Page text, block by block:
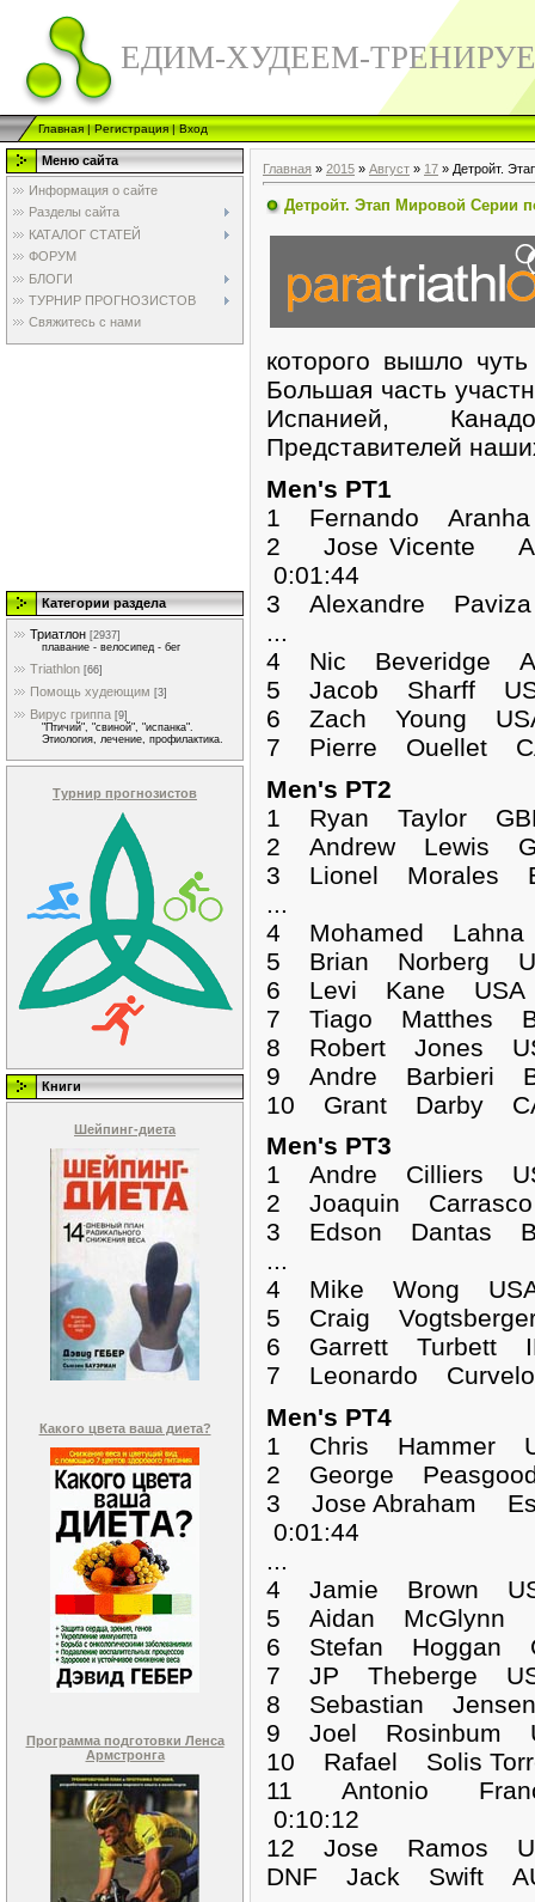
ЕДИМ-ХУДЕЕМ-
Главная|Регистрация|Вход
Меню сайта
Информация о сайте
Разделы сайта
КАТАЛОГ СТАТЕЙ
ФОРУМ
БЛОГИ
ТУРНИР ПРОГНОЗИСТОВ
Свяжитесь с нами
Категории раздела
Триатлон [2937]
плавание - велосипед - бег
Triathlon [66]
Помощь худеющим [3]
Вирус гриппа [9]
"Птичий", "свиной", "испанка".
Этиология, лечение, профилактика.
Турнир прогнозистов
Книги
Шейпинг-диета
Какого цвета ваша диета?
Программа подготовки Ленса
Армстронга
Главная » 2015 » Август » 17 » Детройт.
Детройт. Этап Мировой Серии
которого вышло
Большая часть
Испанией,
Представителей
Men's PT1
1 Fernando
2 Jose Vicente
0:01:44
3 Alexandre
...
4 Nic Beveridge
5 Jacob Sharff
6 Zach Young
7 Pierre Ouellet
Men's PT2
1 Ryan Taylor
2 Andrew Lewis
3 Lionel Morales
...
4 Mohamed
5 Brian Norberg
6 Levi Kane USA
7 Tiago Matthes
8 Robert Jones
9 Andre Barbieri
10 Grant Darby
Men's PT3
1 Andre Cilliers
2 Joaquin
3 Edson Dantas
...
4 Mike Wong
5 Craig
6 Garrett Turbett
7 Leonardo
Men's PT4
1 Chris Hammer
2 George
3 Jose Abraham
0:01:44
...
4 Jamie Brown
5 Aidan McGlynn
6 Stefan Hoggan
7 JP Theberge
8 Sebastian
9 Joel Rosinbum
10 Rafael Solis
11 Antonio
0:10:12
12 Jose Ramos
DNF Jack